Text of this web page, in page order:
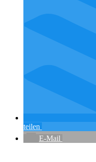
teilen
E-Mail